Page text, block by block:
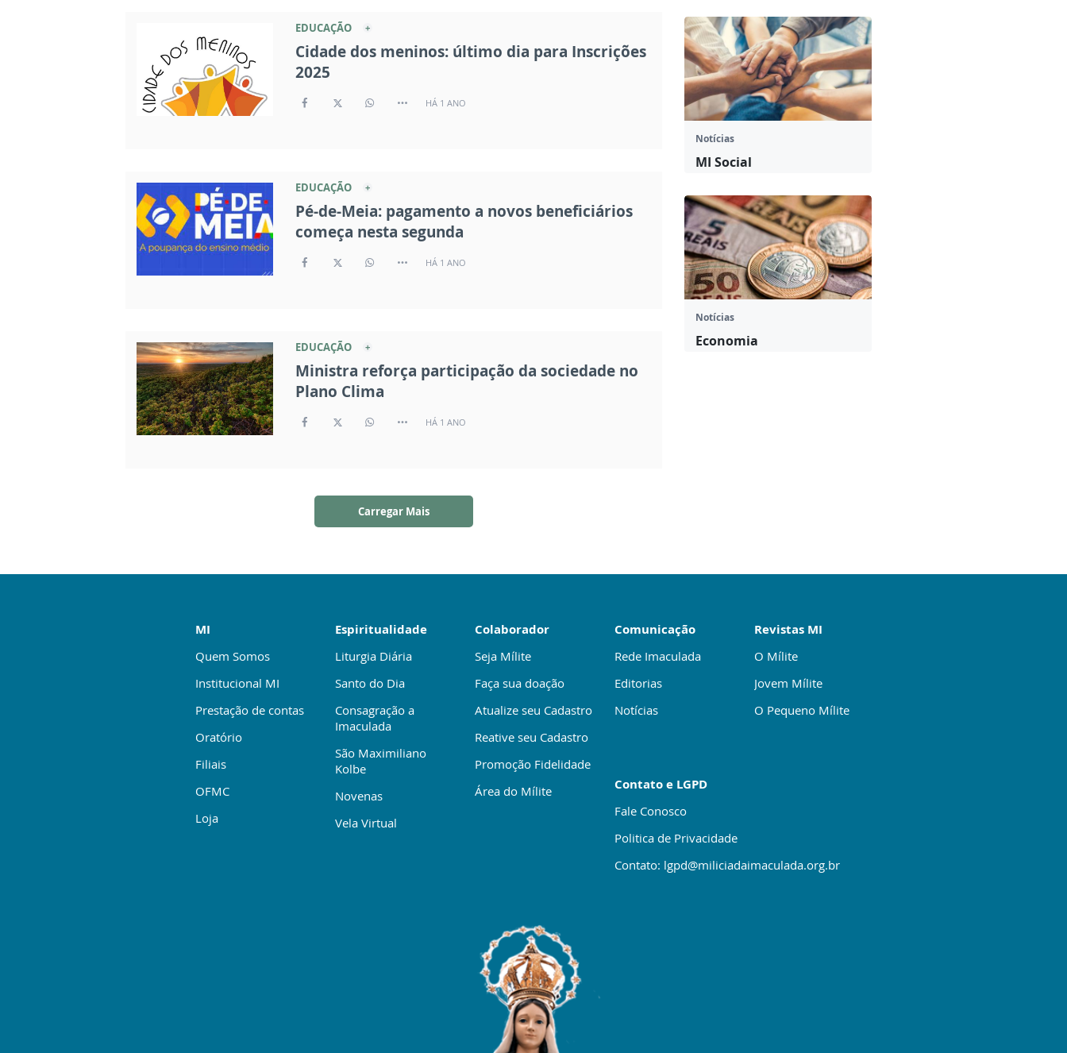
EDUCAÇÃO
Cidade dos meninos: último dia para Inscrições
2025
HÁ 1 ANO
EDUCAÇÃO
Pé-de-Meia: pagamento a novos beneficiários
começa nesta segunda
HÁ 1 ANO
EDUCAÇÃO
Ministra reforça participação da sociedade no
Plano Clima
HÁ 1 ANO
Carregar Mais
Notícias
Economia
Notícias
MI Social
MI
Quem Somos
Institucional MI
Prestação de contas
Oratório
Filiais
OFMC
Loja
Colaborador
Seja Mílite
Faça sua doação
Atualize seu Cadastro
Reative seu Cadastro
Promoção Fidelidade
Área do Mílite
Espiritualidade
Liturgia Diária
Santo do Dia
Consagração a
Imaculada
São Maximiliano
Kolbe
Novenas
Vela Virtual
Comunicação
Rede Imaculada
Editorias
Notícias
Revistas MI
O Mílite
Jovem Mílite
O Pequeno Mílite
Contato e LGPD
Fale Conosco
Politica de Privacidade
Contato: lgpd@miliciadaimaculada.org.br